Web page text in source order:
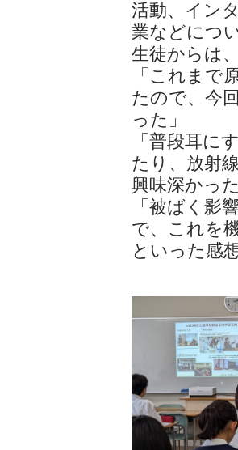
活動、イン
業などにつ
生徒からは
「これまで
たので、今
った」
「普段耳に
たり、放射
興味深か
「被ばく影
で、これを
といった感